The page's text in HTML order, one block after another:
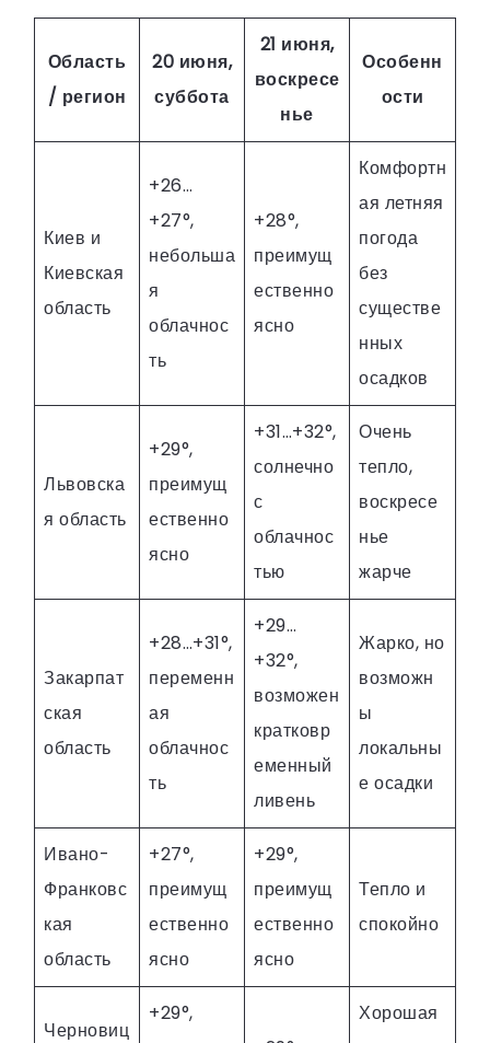
Область
/ регион
20 июня,
суббота
21 июня,
воскресе
нье
Особенн
ости
Киев и
Киевская
область
+26…
+27°,
небольша
я
облачнос
ть
+28°,
преимущ
ественно
ясно
Комфортн
ая летняя
погода
без
существе
нных
осадков
Львовска
я область
+29°,
преимущ
ественно
ясно
+31…+32°,
солнечно
с
облачнос
тью
Очень
тепло,
воскресе
нье
жарче
Закарпат
ская
область
+28…+31°,
переменн
ая
облачнос
ть
+29…
+32°,
возможен
кратковр
еменный
ливень
Жарко, но
возможн
ы
локальны
е осадки
Ивано-
Франковс
кая
область
+27°,
преимущ
ественно
ясно
+29°,
преимущ
ественно
ясно
Тепло и
спокойно
Черновиц
+29°,
Хорошая